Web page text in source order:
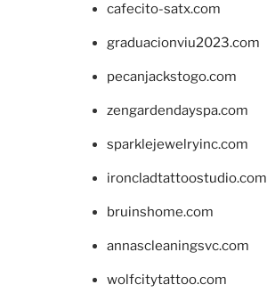
cafecito-satx.com
graduacionviu2023.com
pecanjackstogo.com
zengardendayspa.com
sparklejewelryinc.com
ironcladtattoostudio.com
bruinshome.com
annascleaningsvc.com
wolfcitytattoo.com